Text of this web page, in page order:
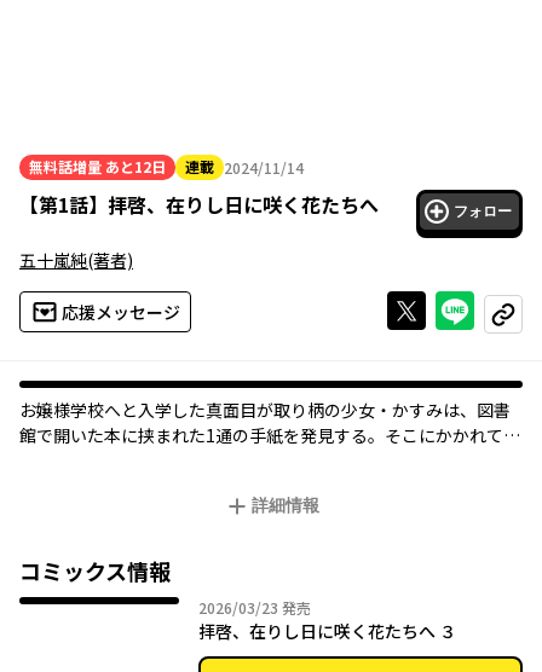
無料話増量 あと12日 連載 2024/11/14
2024年11月14日
【第1話】 拝啓、在りし日に咲く花たちへ フォロー
五十嵐純(著者)
応援メッセージ Xで投稿する
ライン
コピー
お嬢様学校へと入学した真面目が取り柄の少女・かすみは、図書
館で開いた本に挟まれた1通の手紙を発見する。そこにかかれてい
ス」に魅せられた少女たちの親愛と歴史の物語。
詳細情報
コミックス情報
2026/03/23 2026年03月23日
発売
拝啓、在りし日に咲く花たちへ ３